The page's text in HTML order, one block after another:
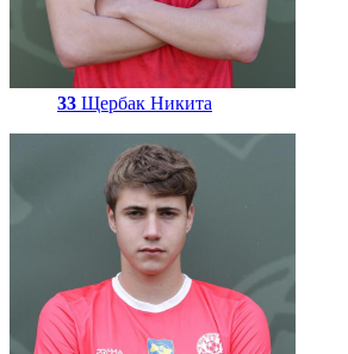
33 Щербак Никита